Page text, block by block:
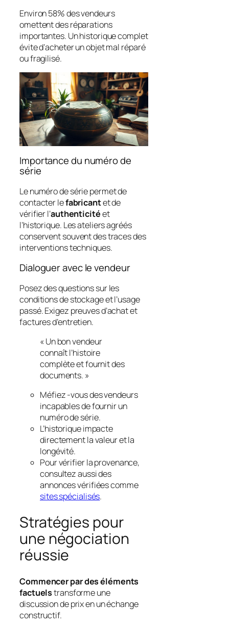
Environ 58% des vendeurs
omettent des réparations
importantes. Un historique complet
évite d’acheter un objet mal réparé
ou fragilisé.
Importance du numéro de
série
Le numéro de série permet de
contacter lefabricantet de
vérifier l’authenticitéet
l’historique. Les ateliers agréés
conservent souvent des traces des
interventions techniques.
Dialoguer avec le vendeur
Posez des questions sur les
conditions de stockage et l’usage
passé. Exigez preuves d’achat et
factures d’entretien.
« Un bon vendeur
connaît l’histoire
complète et fournit des
documents. »
Méfiez -vous des vendeurs
incapables de fournir un
numéro de série.
L’historique impacte
directement la valeur et la
longévité.
Pour vérifier la provenance,
consultez aussi des
annonces vérifiées comme
sites spécialisés.
Stratégies pour
une négociation
réussie
Commencer par des éléments
factuelstransforme une
discussion de prix en un échange
constructif.